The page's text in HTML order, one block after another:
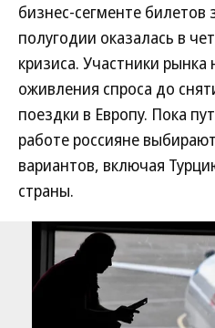
бизнес-сегменте билетов
полугодии оказалась в
кризиса. Участники
оживления спроса до
поездки в Европу. Пока
работе россияне
вариантов, включая
страны.